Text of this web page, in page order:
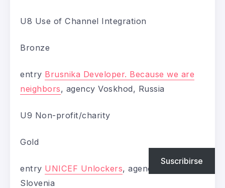
U8 Use of Channel Integration
Bronze
entry Brusnika Developer. Because we are
neighbors, agency Voskhod, Russia
U9 Non-profit/charity
Gold
entry UNICEF Unlockers, agency SHIFT,
Slovenia
Suscribirse